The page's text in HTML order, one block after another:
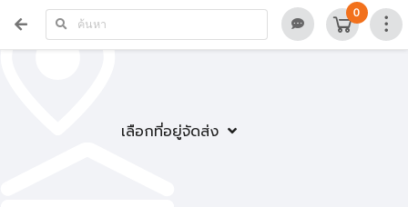
เลือกที่อยู่จัดส่ง
0